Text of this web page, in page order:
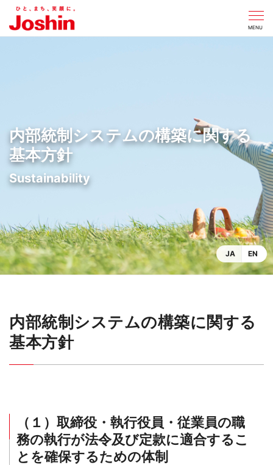
MENU
内部統制システムの構築に関する
基本方針
JA EN
内部統制システムの構築に関する
基本方針
（１）取締役・執行役員・従業員の職
務の執行が法令及び定款に適合するこ
とを確保するための体制